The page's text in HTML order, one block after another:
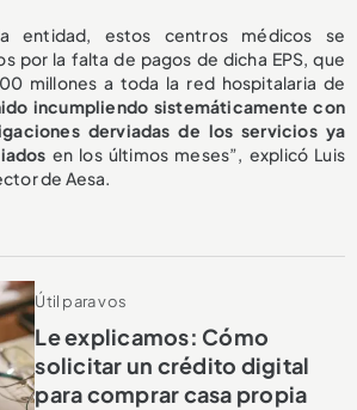
entidad, estos centros médicos se
por la falta de pagos de dicha EPS, que
millones a toda la red hospitalaria de
incumpliendo sistemáticamente con
derviadas de los servicios ya
en los últimos meses”, explicó Luis
de Aesa.
Útil para vos
Le explicamos: Cómo
solicitar un crédito digital
para comprar casa propia